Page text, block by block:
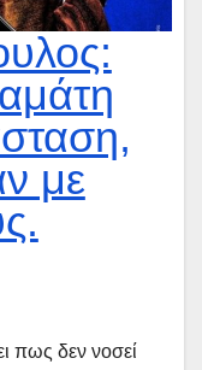
με
πως δεν νοσεί